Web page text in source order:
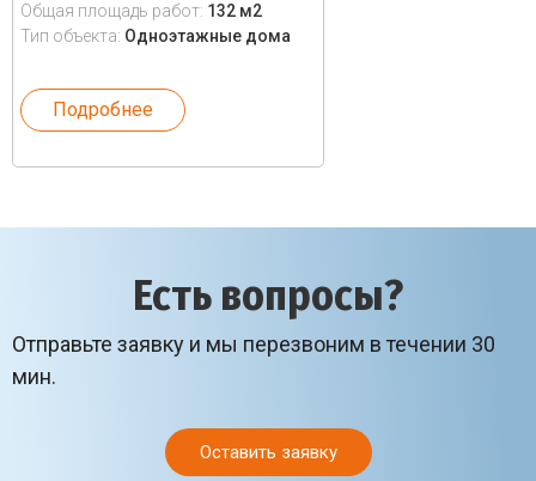
Общая площадь работ: 132 м2
Тип объекта: Одноэтажные дома
Подробнее
Есть вопросы?
Отправьте заявку и мы перезвоним в течении 30
мин.
Оставить заявку